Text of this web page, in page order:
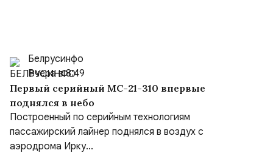
Белрусинфо
Вчера в 8:49
Первый серийный МС-21-310 впервые
поднялся в небо
Построенный по серийным технологиям
пассажирский лайнер поднялся в воздух с
аэродрома Ирку...